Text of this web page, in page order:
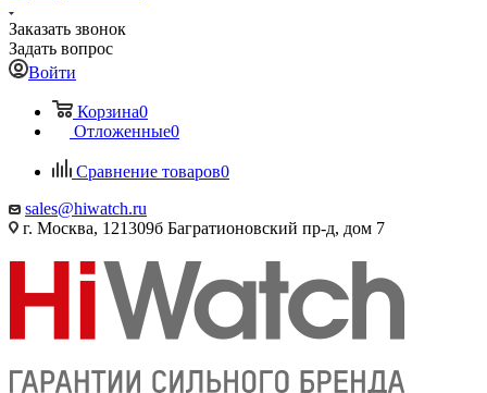
Заказать звонок
Задать вопрос
Войти
Корзина0
Отложенные0
Сравнение товаров0
sales@hiwatch.ru
г. Москва, 121309б Багратионовский пр-д, дом 7